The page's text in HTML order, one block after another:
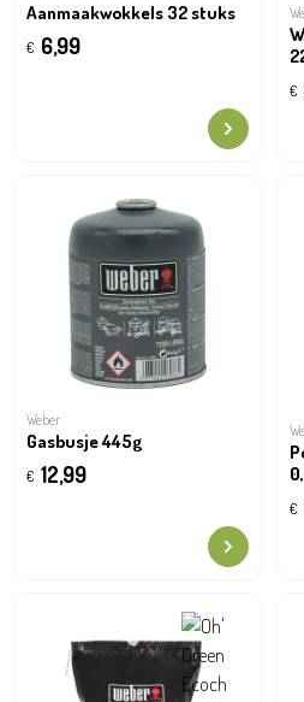
Aanmaakwokkels 32 stuks
€ 6,99
€
Weber
Gasbusje 445g
€ 12,99
€